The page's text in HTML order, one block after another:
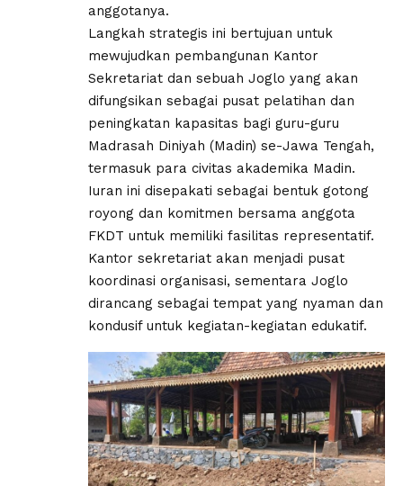
anggotanya.
Langkah strategis ini bertujuan untuk
mewujudkan pembangunan Kantor
Sekretariat dan sebuah Joglo yang akan
difungsikan sebagai pusat pelatihan dan
peningkatan kapasitas bagi guru-guru
Madrasah Diniyah (Madin) se-Jawa Tengah,
termasuk para civitas akademika Madin.
Iuran ini disepakati sebagai bentuk gotong
royong dan komitmen bersama anggota
FKDT untuk memiliki fasilitas representatif.
Kantor sekretariat akan menjadi pusat
koordinasi organisasi, sementara Joglo
dirancang sebagai tempat yang nyaman dan
kondusif untuk kegiatan-kegiatan edukatif.